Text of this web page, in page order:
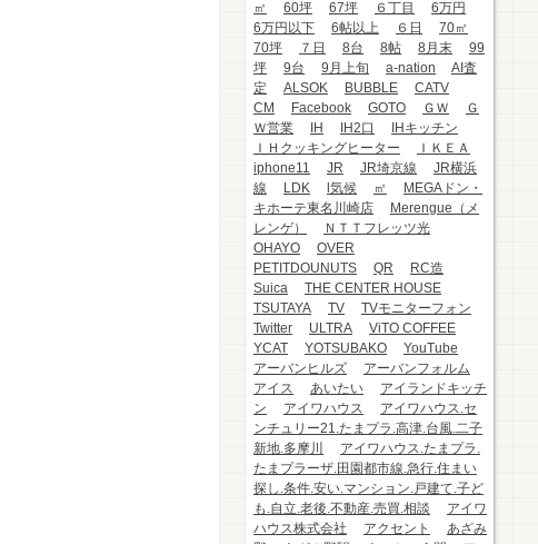
㎡
60坪 67坪 ６丁目
6万円
6万円以下
6帖以上 ６日
70㎡
70坪
７日 8台 8帖 8月末
99
坪
9台 9月上旬 a-nation
AI査
定
ALSOK BUBBLE
CATV
CM
Facebook GOTO ＧＷ
Ｇ
Ｗ営業
IH IH2口
IHキッチン
ＩＨクッキングヒーター
ＩＫＥＡ
iphone11
JR JR埼京線
JR横浜
線
LDK l気候 ㎡
MEGAドン・
キホーテ東名川崎店
Merengue（メ
レンゲ）
ＮＴＴフレッツ光
OHAYO
OVER
PETITDOUNUTS
QR
RC造
Suica
THE CENTER HOUSE
TSUTAYA
TV
TVモニターフォン
Twitter
ULTRA
ViTO COFFEE
YCAT
YOTSUBAKO
YouTube
アーバンヒルズ
アーバンフォルム
アイス
あいたい
アイランドキッチ
ン
アイワハウス
アイワハウス.セ
ンチュリー21.たまプラ.高津.台風.二子
新地.多摩川
アイワハウス.たまプラ.
たまプラーザ.田園都市線.急行.住まい
探し.条件.安い.マンション.戸建て.子ど
も.自立.老後.不動産.売買.相談
アイワ
ハウス株式会社
アクセント
あざみ